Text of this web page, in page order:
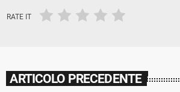
RATE IT
ARTICOLO PRECEDENTE